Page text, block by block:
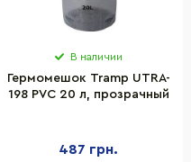
В наличии
Гермомешок Tramp UTRA-
198 PVC 20 л, прозрачный
487 грн.